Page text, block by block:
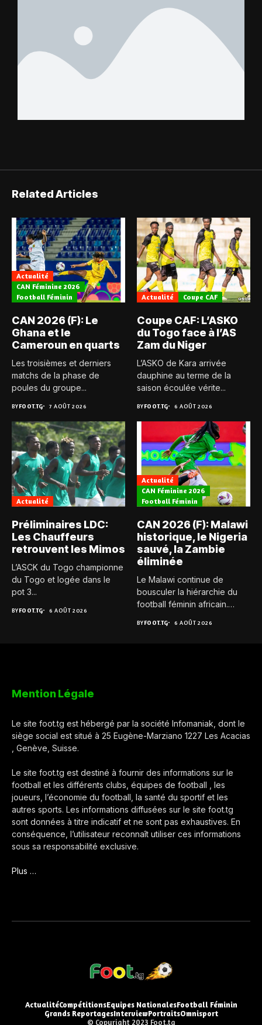
Related Articles
Actualité
CAN Féminine 2026
Football Féminin
CAN 2026 (F): Le
Ghana et le
Cameroun en quarts
Les troisièmes et derniers
matchs de la phase de
poules du groupe...
BYFOOT.TG 7 AOÛT 2026
Actualité Coupe CAF
Coupe CAF: L’ASKO
du Togo face à l’AS
Zam du Niger
L’ASKO de Kara arrivée
dauphine au terme de la
saison écoulée vérite...
BYFOOT.TG 6 AOÛT 2026
Actualité
Préliminaires LDC:
Les Chauffeurs
retrouvent les Mimos
L’ASCK du Togo championne
du Togo et logée dans le
pot 3...
BYFOOT.TG 6 AOÛT 2026
Actualité
CAN Féminine 2026
Football Féminin
CAN 2026 (F): Malawi
historique, le Nigeria
sauvé, la Zambie
éliminée
Le Malawi continue de
bousculer la hiérarchie du
football féminin africain.
BYFOOT.TG 6 AOÛT 2026
Mention Légale
Le site foot.tg est hébergé par la société Infomaniak, dont le
siège social est situé à 25 Eugène-Marziano 1227 Les Acacias
, Genève, Suisse.
Le site foot.tg est destiné à fournir des informations sur le
football et les différents clubs, équipes de football , les
joueurs, l’économie du football, la santé du sportif et les
autres sports. Les informations diffusées sur le site foot.tg
sont données à titre indicatif et ne sont pas exhaustives. En
conséquence, l’utilisateur reconnaît utiliser ces informations
sous sa responsabilité exclusive.
Plus …
ActualitéCompétitionsEquipes NationalesFootball Féminin
Grands ReportagesInterviewPortraitsOmnisport
© Copyright 2023 Foot.tg